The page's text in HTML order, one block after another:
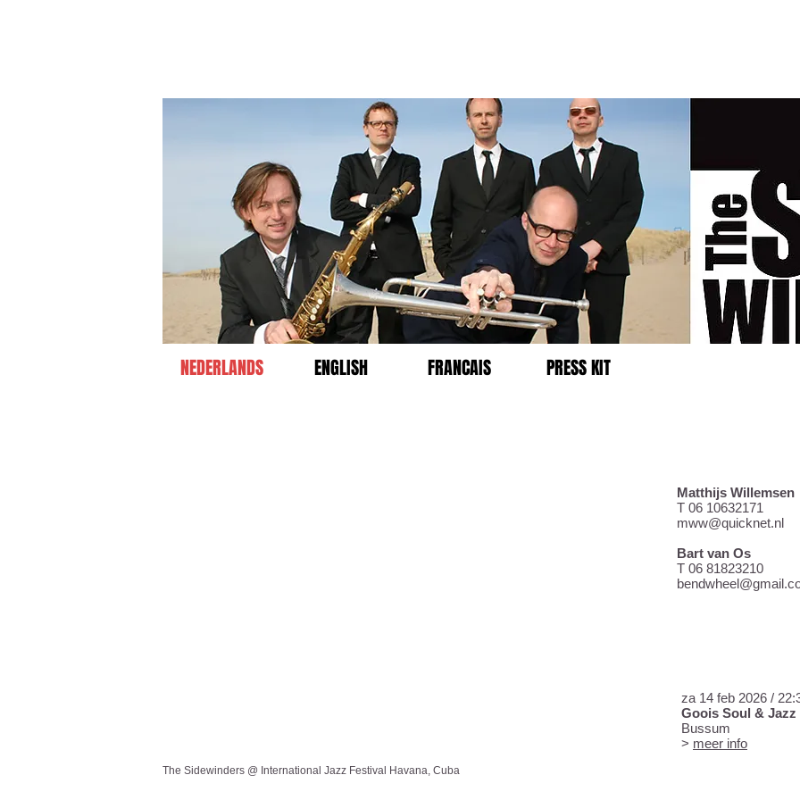
The Sidewinders @ International Jazz Festival Havana, Cuba
Matthijs Willemsen
T 06 10632171
mww@quicknet.nl
Bart van Os
T 06 81823210
za 14 feb 2026 /
Goois Soul & Jazz
Bussum
> meer info
NEDERLANDS ENGLISH FRANCAIS PRESS KIT